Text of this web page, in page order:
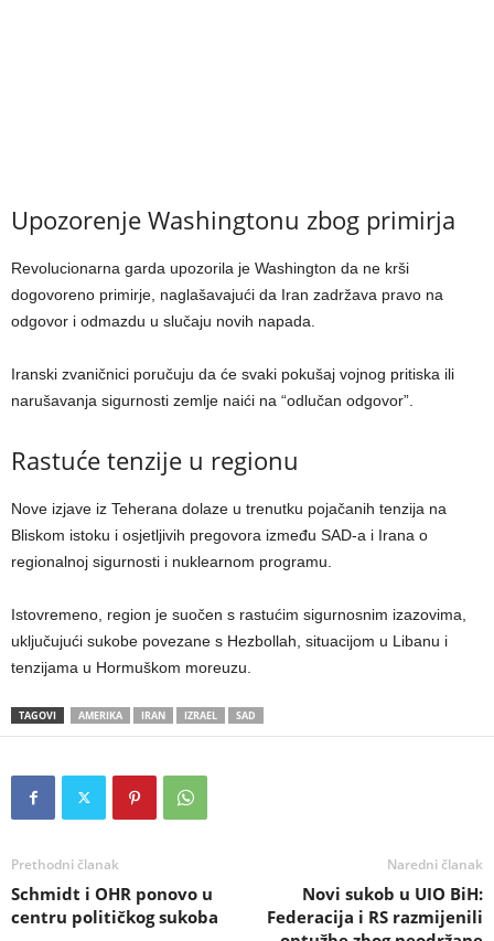
Upozorenje Washingtonu zbog primirja
Revolucionarna garda upozorila je Washington da ne krši
dogovoreno primirje, naglašavajući da Iran zadržava pravo na
odgovor i odmazdu u slučaju novih napada.
Iranski zvaničnici poručuju da će svaki pokušaj vojnog pritiska ili
narušavanja sigurnosti zemlje naići na “odlučan odgovor”.
Rastuće tenzije u regionu
Nove izjave iz Teherana dolaze u trenutku pojačanih tenzija na
Bliskom istoku i osjetljivih pregovora između SAD-a i Irana o
regionalnoj sigurnosti i nuklearnom programu.
Istovremeno, region je suočen s rastućim sigurnosnim izazovima,
uključujući sukobe povezane s Hezbollah, situacijom u Libanu i
tenzijama u Hormuškom moreuzu.
TAGOVI AMERIKA IRAN IZRAEL SAD
Prethodni članak
Schmidt i OHR ponovo u
centru političkog sukoba
Naredni članak
Novi sukob u UIO BiH:
Federacija i RS razmijenili